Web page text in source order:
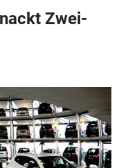
Zwei-